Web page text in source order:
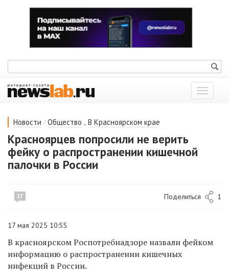
Показать
меню
Новости / Общество , В Красноярском крае
Красноярцев попросили не верить
фейку о распространении кишечной
палочки в России
17 Поделиться 1
17 мая 2025 10:55
В красноярском Роспотребнадзоре назвали фейком
информацию о распространении кишечных
инфекций в России.